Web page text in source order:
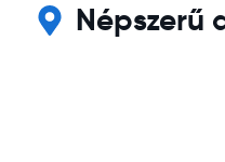
Népszerű